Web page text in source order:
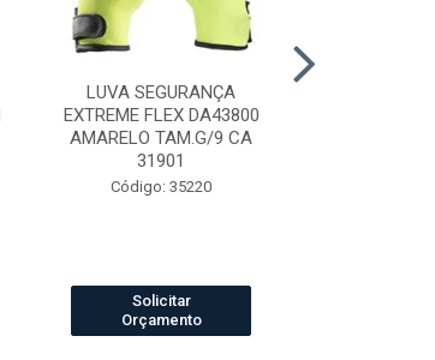
LUVA SEGURANÇA
EXTREME FLEX DA43800
AMARELO TAM.G/9 CA
31901
Código: 35220
Solicitar
Orçamento